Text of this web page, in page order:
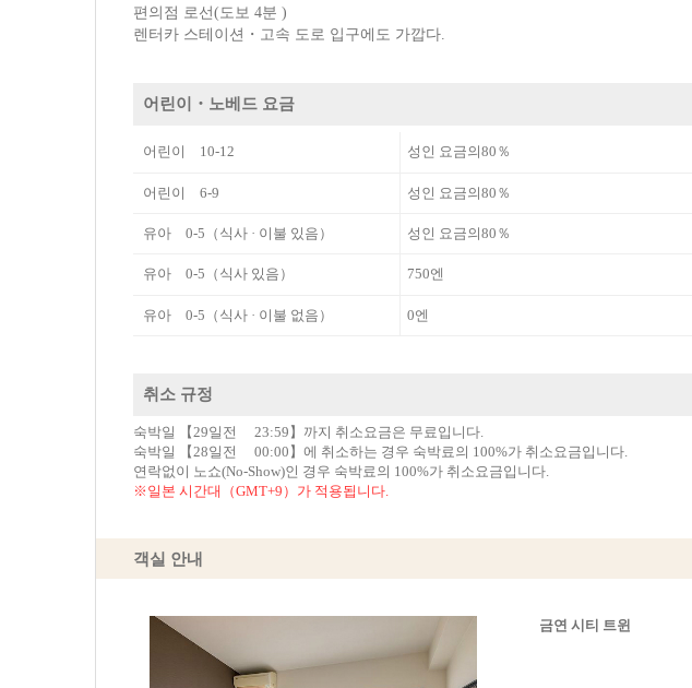
편의점 로선(도보 4분 )
렌터카 스테이션・고속 도로 입구에도 가깝다.
어린이・노베드 요금
어린이 10-12 성인 요금의80％
어린이 6-9 성인 요금의80％
유아 0-5（식사 · 이불 있음） 성인 요금의80％
유아 0-5（식사 있음） 750엔
유아 0-5（식사 · 이불 없음） 0엔
취소 규정
숙박일 【29일전 23:59】까지 취소요금은 무료입니다.
숙박일 【28일전 00:00】에 취소하는 경우 숙박료의 100%가 취소요금입니다.
연락없이 노쇼(No-Show)인 경우 숙박료의 100%가 취소요금입니다.
※일본 시간대（GMT+9）가 적용됩니다.
객실 안내
금연 시티 트윈